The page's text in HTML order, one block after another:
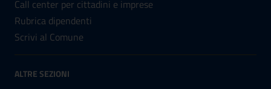
Call center per cittadini e imprese
Rubrica dipendenti
Scrivi al Comune
ALTRE SEZIONI